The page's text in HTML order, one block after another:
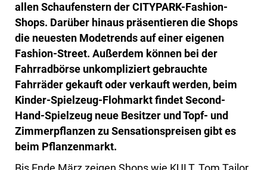
allen Schaufenstern der CITYPARK-Fashion-
Shops. Darüber hinaus präsentieren die Shops
die neuesten Modetrends auf einer eigenen
Fashion-Street. Außerdem können bei der
Fahrradbörse unkompliziert gebrauchte
Fahrräder gekauft oder verkauft werden, beim
Kinder-Spielzeug-Flohmarkt findet Second-
Hand-Spielzeug neue Besitzer und Topf- und
Zimmerpflanzen zu Sensationspreisen gibt es
beim Pflanzenmarkt.